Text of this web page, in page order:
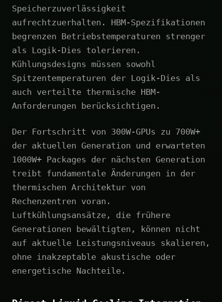
Speicherzuverlässigkeit
aufrechtzuerhalten. HBM-Spezifikationen
begrenzen Betriebstemperaturen strenger
als Logik-Dies tolerieren.
Kühlungsdesigns müssen sowohl
Spitzentemperaturen der Logik-Dies als
auch verteilte thermische HBM-
Anforderungen berücksichtigen.
Der Fortschritt von 300W-GPUs zu 700W+
der aktuellen Generation und erwarteten
1000W+ Packages der nächsten Generation
treibt fundamentale Änderungen in der
thermischen Architektur von
Rechenzentren voran.
Luftkühlungsansätze, die frühere
Generationen bewältigten, können nicht
auf aktuelle Leistungsniveaus skalieren,
ohne inakzeptable akustische oder
energetische Nachteile.